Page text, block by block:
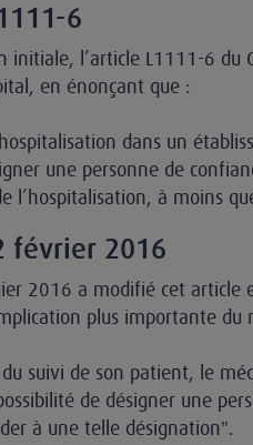
6
initiale, l’article L1111-6 du
en énonçant que :
dans un
une personne de
l’hospitalisation, à moins
février 2016
2016 a modifié cet article
plus importante du
suivi de son patient, le
de désigner une
à une telle désignation".